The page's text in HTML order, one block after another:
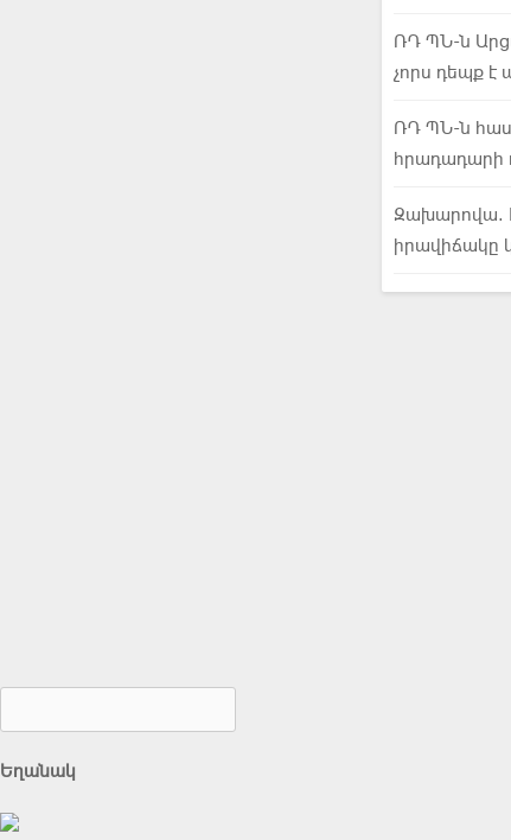
ՌԴ ՊՆ-ն
չորս դեպք է
ՌԴ ՊՆ-ն
հրադադարի
Զախարովա.
իրավիճակը
Եղանակ